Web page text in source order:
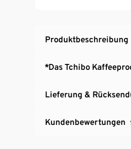
Produktbeschreibung
*Das Tchibo
Lieferung &
Kundenbewertungen